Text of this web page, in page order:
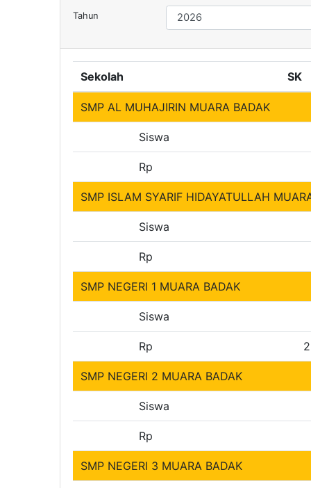
Tahun
Sekolah SK
SMP AL MUHAJIRIN MUARA BADAK
Siswa
Rp
SMP ISLAM SYARIF HIDAYATULLAH
Siswa
Rp
SMP NEGERI 1 MUARA BADAK
Siswa
Rp
SMP NEGERI 2 MUARA BADAK
Siswa
Rp
SMP NEGERI 3 MUARA BADAK